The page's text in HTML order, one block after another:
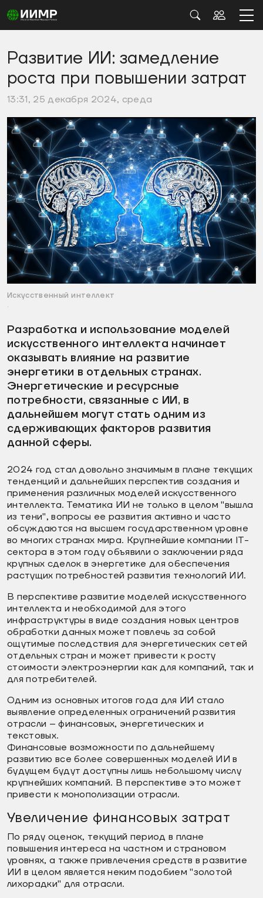
Развитие ИИ: замедление
роста при повышении затрат
13:31, 25 декабря 2024, среда
Искусственный интеллект
.
Разработка и использование моделей
искусственного интеллекта начинает
оказывать влияние на развитие
энергетики в отдельных странах.
Энергетические и ресурсные
потребности, связанные с ИИ, в
дальнейшем могут стать одним из
сдерживающих факторов развития
данной сферы.
2024 год стал довольно значимым в плане текущих
тенденций и дальнейших перспектив создания и
применения различных моделей искусственного
интеллекта. Тематика ИИ не только в целом "вышла
из тени", вопросы ее развития активно и часто
обсуждаются на высшем государственном уровне
во многих странах мира. Крупнейшие компании IT-
сектора в этом году объявили о заключении ряда
крупных сделок в энергетике для обеспечения
растущих потребностей развития технологий ИИ.
В перспективе развитие моделей искусственного
интеллекта и необходимой для этого
инфраструктуры в виде создания новых центров
обработки данных может повлечь за собой
ощутимые последствия для энергетических сетей
отдельных стран и может привести к росту
стоимости электроэнергии как для компаний, так и
для потребителей.
Одним из основных итогов года для ИИ стало
выявление определенных ограничений развития
отрасли – финансовых, энергетических и
текстовых.
Финансовые возможности по дальнейшему
развитию все более совершенных моделей ИИ в
будущем будут доступны лишь небольшому числу
крупнейших компаний. В перспективе это может
привести к монополизации отрасли.
Увеличение финансовых затрат
По ряду оценок, текущий период в плане
повышения интереса на частном и страновом
уровнях, а также привлечения средств в развитие
ИИ в целом является неким подобием "золотой
лихорадки" для отрасли.